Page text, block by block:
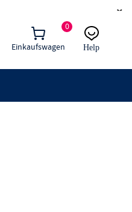
×
0
Einkaufswagen
Help